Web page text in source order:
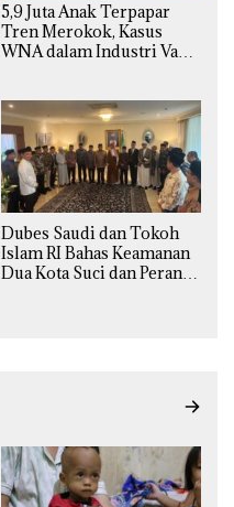
5,9 Juta Anak Terpapar
Tren Merokok, Kasus
WNA dalam Industri Vape
Dubes Saudi dan Tokoh
Islam RI Bahas Keamanan
Dua Kota Suci dan Peran